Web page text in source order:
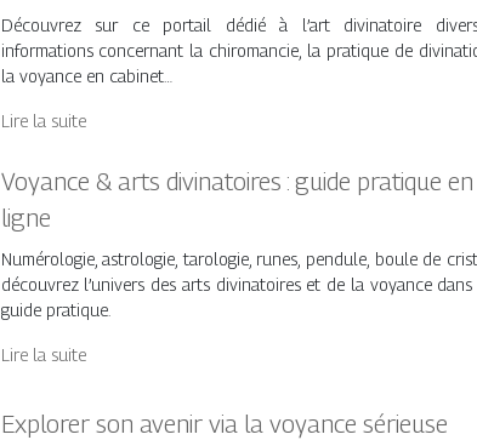
Découvrez sur ce portail dédié à l’art divinatoire
informations concernant la chiromancie, la pratique de
la voyance en cabinet…
Lire la suite
Voyance & arts divinatoires : guide pratique en
ligne
Numérologie, astrologie, tarologie, runes, pendule, boule de
découvrez l’univers des arts divinatoires et de la voyance dans
guide pratique.
Lire la suite
Explorer son avenir via la voyance sérieuse